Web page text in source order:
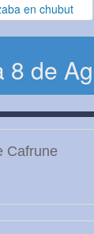
en chubut
8 de
Cafrune